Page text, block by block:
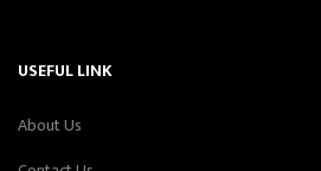
USEFUL LINK
About Us